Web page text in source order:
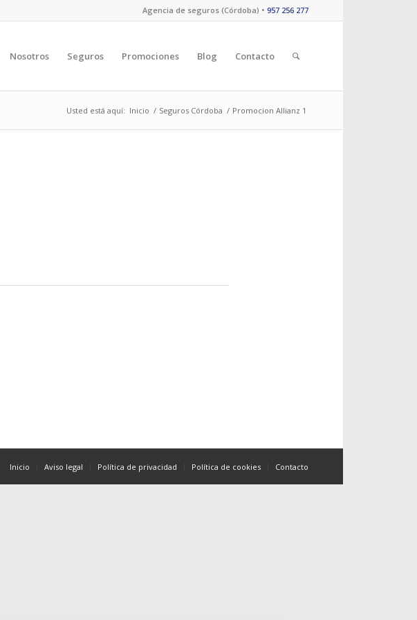
Agencia de seguros (Córdoba) • 957 256 277
Nosotros Seguros Promociones Blog Contacto
Usted está aquí: Inicio / Seguros Córdoba / Promocion Allianz 1
Inicio Aviso legal Política de privacidad Política de cookies Contacto